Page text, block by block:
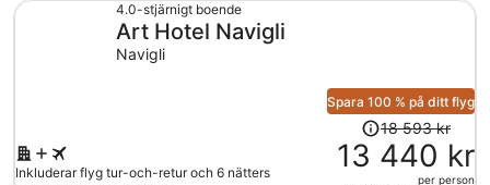
person
4.0-stjärnigt boende
Art Hotel Navigli
Navigli
Spara 100 % på ditt flyg
Inkluderar flyg tur-och-retur och 6 nätters
Priset
var
18
18 593 kr
13 440 kr
per person